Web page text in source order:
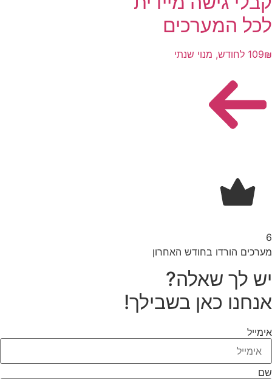
לכל המערכים
109₪ לחודש, מנוי שנתי
6
מערכים הורדו בחודש האחרון
יש לך שאלה?
אנחנו כאן בשבילך!
אימייל
שם